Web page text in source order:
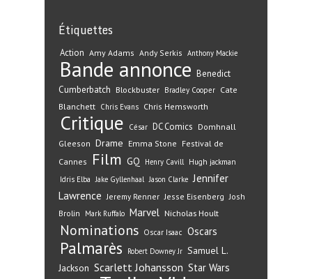
Étiquettes
Action Amy Adams Andy Serkis Anthony Mackie
Bande annonce Benedict
Cumberbatch Blockbuster Bradley Cooper Cate
Blanchett Chris Evans Chris Hemsworth
Critique César DC Comics Domhnall
Gleeson Drame Emma Stone Festival de
Cannes
Film GQ Henry Cavill Hugh jackman
Idris Elba Jake Gyllenhaal Jason Clarke Jennifer
Lawrence Jeremy Renner Jesse Eisenberg Josh
Brolin
Mark Ruffalo Marvel Nicholas Hoult
Nominations Oscar Isaac Oscars
Palmarès Robert Downey Jr Samuel L.
Jackson Scarlett Johansson Star Wars